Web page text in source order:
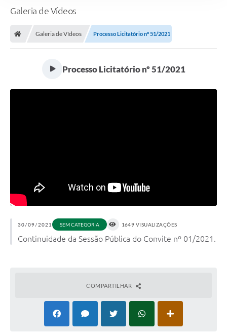
Galeria de Vídeos
Galeria de Vídeos Processo Licitatório nº 51/2021
Processo Licitatório nº 51/2021
30/09/2021 SEM CATEGORIA 1649 VISUALIZAÇÕES
Continuidade da Sessão Pública do Convite nº 01/2021.
COMPARTILHAR